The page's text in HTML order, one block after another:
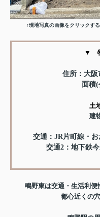
↑現地写真の画像をクリックす
▼
住所：大阪
面積(
土
建
交通：JR片町線・
交通2：地下鉄
鴫野東は交通・生活利
都心近くの